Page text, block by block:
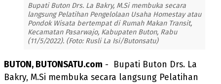
Bupati Buton Drs. La Bakry, M.Si membuka secara
langsung Pelatihan Pengelolaan Usaha Homestay atau
Pondok Wisata bertempat di Rumah Makan Transit,
Kecamatan Pasarwajo, Kabupaten Buton, Rabu
(11/5/2022). (Foto: Rusli La Isi/Butonsatu)
BUTON, BUTONSATU.com - Bupati Buton Drs. La
Bakry, M.Si membuka secara langsung Pelatihan